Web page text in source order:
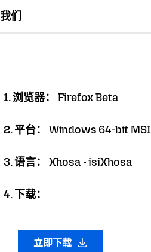
们
1. 浏览器： Firefox Beta
2. 平台： Windows 64-bit MSI
3. 语言： Xhosa - isiXhosa
4. 下载：
立即下载